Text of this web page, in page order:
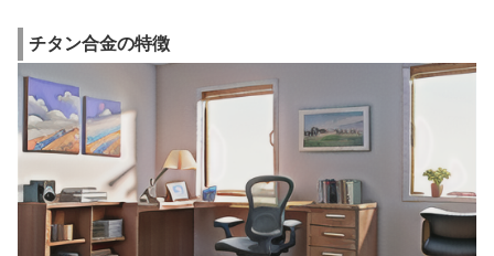
チタン合金の特徴